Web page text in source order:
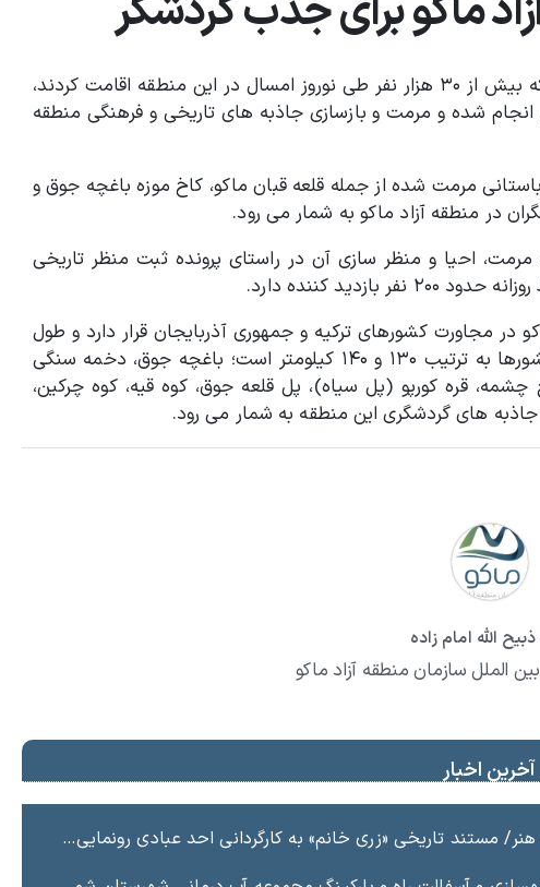
ماکو برای جذب گردشگر
مدیرگردشگری سازمان منطقه آزاد ماکو با اشاره به اینکه بیش از ۳۰ هزار نفر طی نوروز امسال در این منطقه اقامت کردند،
شده و مرمت و بازسازی جاذبه های تاریخی و فرهنگی منطقه
باستانی مرمت شده از جمله قلعه قبان ماکو، کاخ موزه باغچه جوق و
در منطقه آزاد ماکو به شمار می رود.
قلعه قبان نیز که از سال ۱۳۹۵ عملیات مرمت، احیا و منظر سازی آن در راستای پرونده ثبت منظر تاریخی
کننده دارد.
در مجاورت کشورهای ترکیه و جمهوری آذربایجان قرار دارد و طول
مرزهای جمهوری اسلامی ایران در این منطقه با این کشورها به ترتیب ۱۳۰ و ۱۴۰ کیلومتر است؛ باغچه جوق، دخمه سنگی
چشمه، قره کورپو (پل سیاه)، پل قلعه جوق، کوه قیه، کوه چرکین،
های گردشگری این منطقه به شمار می رود.
الله امام زاده
الملل سازمان منطقه آزاد ماکو
آخرین اخبار
تاریخی «زری خانم» به کارگردانی احد عبادی رونمایی شد